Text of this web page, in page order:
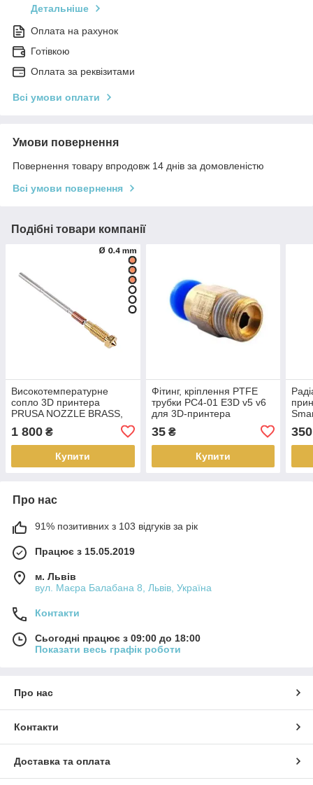
Детальніше
Оплата на рахунок
Готівкою
Оплата за реквізитами
Всі умови оплати
Умови повернення
Повернення товару впродовж 14 днів за домовленістю
Всі умови повернення
Подібні товари компанії
Високотемпературне
сопло 3D принтера
PRUSA NOZZLE BRASS,
1 800 ₴
Купити
Фітинг, кріплення PTFE
трубки PC4-01 E3D v5 v6
для 3D-принтера
35₴
Купити
на
350
Про нас
91% позитивних з 103 відгуків за рік
Працює з 15.05.2019
м. Львів
вул. Маєра Балабана 8, Львів, Україна
Контакти
Сьогодні працює з 09:00 до 18:00
Показати весь графік роботи
Про нас
Контакти
Доставка та оплата